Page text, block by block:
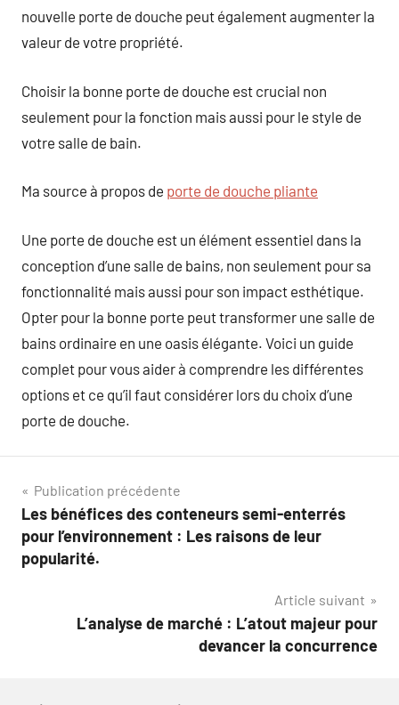
nouvelle porte de douche peut également augmenter la
valeur de votre propriété.
Choisir la bonne porte de douche est crucial non
seulement pour la fonction mais aussi pour le style de
votre salle de bain.
Ma source à propos de porte de douche pliante
Une porte de douche est un élément essentiel dans la
conception d’une salle de bains, non seulement pour sa
fonctionnalité mais aussi pour son impact esthétique.
Opter pour la bonne porte peut transformer une salle de
bains ordinaire en une oasis élégante. Voici un guide
complet pour vous aider à comprendre les différentes
options et ce qu’il faut considérer lors du choix d’une
porte de douche.
Navigation
de
l’article
Publication précédente
Les bénéfices des conteneurs semi-enterrés
pour l’environnement : Les raisons de leur
popularité.
Article suivant
L’analyse de marché : L’atout majeur pour
devancer la concurrence